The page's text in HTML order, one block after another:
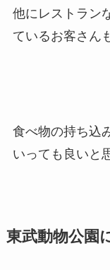
他にレストラン
ているお客さん
食べ物の持ち込
いっても良いと
東武動物公園